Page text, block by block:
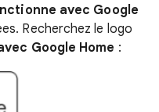
avec Google
Recherchez le logo
Google Home :